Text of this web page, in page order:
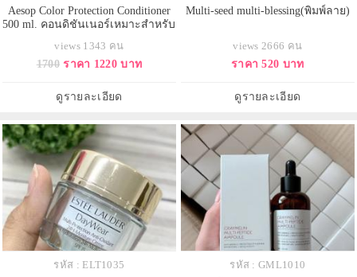
Aesop Color Protection Conditioner
500 ml. คอนดิชันเนอร์เหมาะสำหรับ
และเติมความชุ่มชื่นพร้อมปกป้องผม
ทำสีเนื้อผลิตภัณฑ์เป็นโลชั่นเนื้อ
ปกป้องหนังศีรษะ ด้วยพลังจากเมล็ด
ดอกทานตะวันปกป้องสี
views 1343 คน
1700 ราคา 1220 บาท
ดูรายละเอียด
Multi-seed multi-blessing(พิมพ์ลาย)
views 2666 คน
ราคา 520 บาท
ดูรายละเอียด
รหัส : ELT1035
รหัส : GML1010